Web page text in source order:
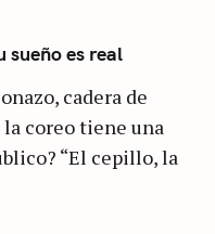
sueño es real
cadera de
coreo tiene una
“El cepillo, la